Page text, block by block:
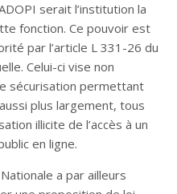
serait l’institution la
fonction. Ce pouvoir est
par l’article L 331-26 du
Celui-ci vise non
sécurisation permettant
plus largement, tous
illicite de l’accès à un
en ligne.
a par ailleurs